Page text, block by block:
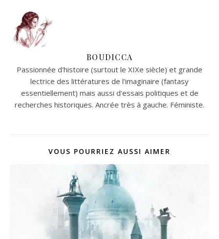
BOUDICCA
Passionnée d'histoire (surtout le XIXe siècle) et grande
lectrice des littératures de l’imaginaire (fantasy
essentiellement) mais aussi d'essais politiques et de
recherches historiques. Ancrée très à gauche. Féministe.
VOUS POURRIEZ AUSSI AIMER